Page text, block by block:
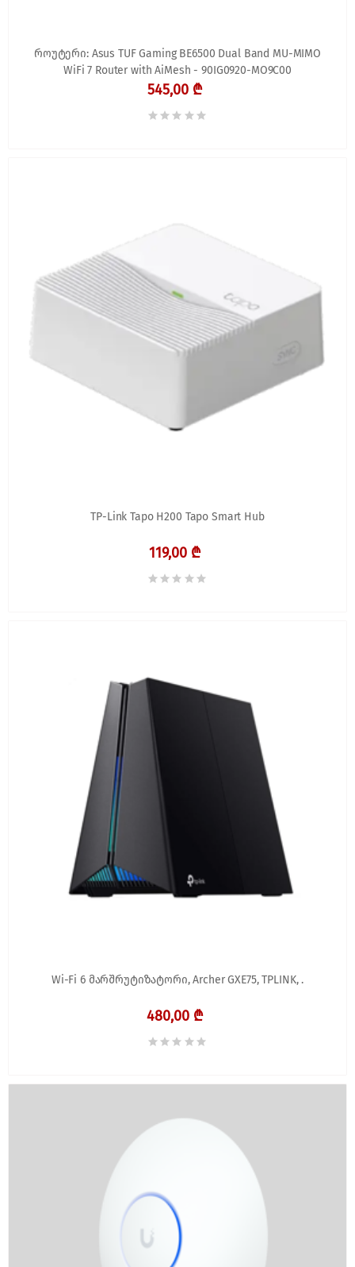
როუტერი: Asus TUF Gaming BE6500 Dual Band MU-MIMO
WiFi 7 Router with AiMesh - 90IG0920-MO9C00
545,00 ₾
TP-Link Tapo H200 Tapo Smart Hub
119,00 ₾
Wi-Fi 6 მარშრუტიზატორი, Archer GXE75, TPLINK, .
480,00 ₾